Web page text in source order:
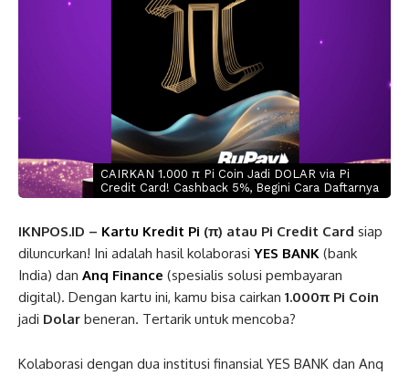
CAIRKAN 1.000 π Pi Coin Jadi DOLAR via Pi
Credit Card! Cashback 5%, Begini Cara Daftarnya
IKNPOS.ID – Kartu Kredit Pi (π) atau Pi Credit Card siap
diluncurkan! Ini adalah hasil kolaborasi YES BANK (bank
India) dan Anq Finance (spesialis solusi pembayaran
digital). Dengan kartu ini, kamu bisa cairkan 1.000π Pi Coin
jadi Dolar beneran. Tertarik untuk mencoba?
Kolaborasi dengan dua institusi finansial YES BANK dan Anq